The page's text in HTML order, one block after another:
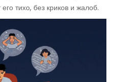
тихо, без криков и жалоб.